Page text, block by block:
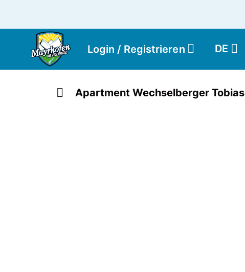
Login / Registrieren DE
Apartment Wechselberger Tobias